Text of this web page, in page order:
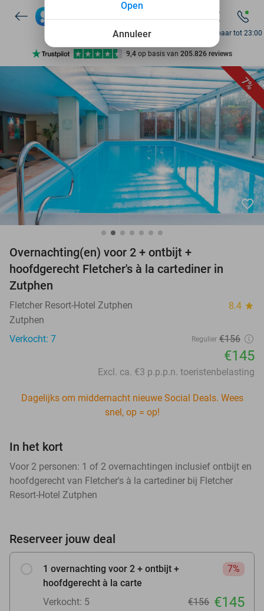
7 dagen per week beschikbaar
10+ miljoen leden
9,4 op basis van 205.826 reviews
Ontdek 15.000+ deals
7 dagen per week beschikbaar
10+ miljoen leden
Bereikbaar tot 23:00
7%
favorite_border
Overnachting(en) voor 2 + ontbijt +
hoofdgerecht Fletcher's à la cartediner in
Zutphen
Fletcher Resort-Hotel Zutphen 8.4 star
Zutphen
Verkocht: 7
Regulier €156
€145
Excl. ca. €3 p.p.p.n. toeristenbelasting
Dagelijks om middernacht nieuwe Social Deals. Wees
snel, op = op!
In het kort
Voor 2 personen: 1 of 2 overnachtingen inclusief ontbijt en
hoofdgerecht van Fletcher's à la cartediner bij Fletcher
Resort-Hotel Zutphen
Reserveer jouw deal
1 overnachting voor 2 + ontbijt +
hoofdgerecht à la carte
7%
Verkocht: 5 €156 €145
Annuleer
Open